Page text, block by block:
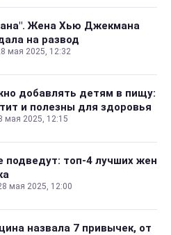
Жена Хью Джекмана
на развод
мая 2025, 12:32
добавлять детям в пищу:
и полезны для здоровья
мая 2025, 12:15
подведут: топ-4 лучших жен
мая 2025, 12:00
назвала 7 привычек, от